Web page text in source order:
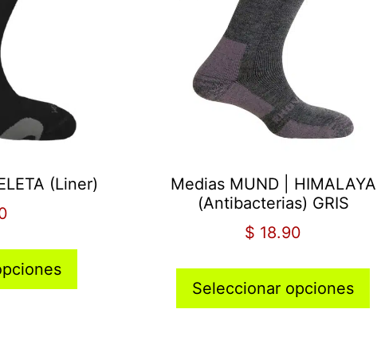
(Liner)
Medias MUND | HIMALAYA
(Antibacterias) GRIS
$ 18.90
Seleccionar opciones